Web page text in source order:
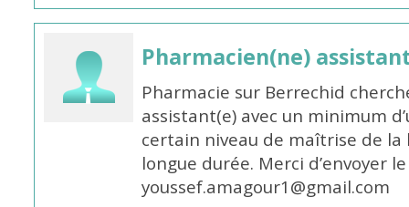
Pharmacien(ne)
Pharmacie sur Berrechid
assistant(e) avec un minimum
certain niveau de maîtrise de
longue durée. Merci d’envoyer
youssef.amagour1@gmail.com